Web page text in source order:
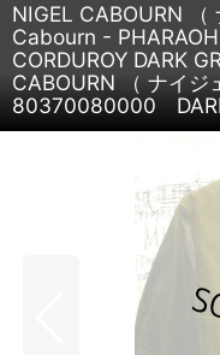
NIGEL CABOURN
Cabourn -
CORDUROY DARK
CABOURN （ ナイジ
80370080000